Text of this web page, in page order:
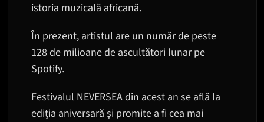
istoria muzicală africană.
În prezent, artistul are un număr de peste
128 de milioane de ascultători lunar pe
Spotify.
Festivalul NEVERSEA din acest an se află la
ediția aniversară și promite a fi cea mai